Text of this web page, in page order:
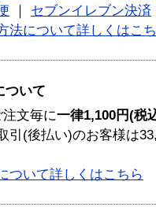
セブンイレブン決済
法について詳しくはこ
ついて
注文毎に一律1,100円(税
引(後払い)のお客様は
ついて詳しくはこちら